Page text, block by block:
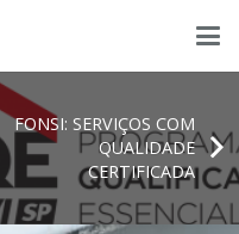
FONSI: SERVIÇOS COM
QUALIDADE
CERTIFICADA